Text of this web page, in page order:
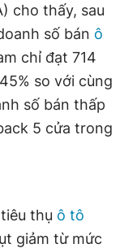
Chính sách bảo
ngày 24.3.2020
Niên. Cấm sao
chấp thuận bằng văn
cho thấy, sau
số bán ô
chỉ đạt 714
so với cùng
số bán thấp
5 cửa trong
thụ ô tô
giảm từ mức